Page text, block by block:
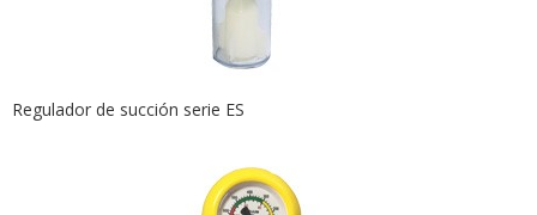
Regulador de succión serie ES